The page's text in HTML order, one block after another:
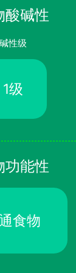
酸碱性
碱性级
1级
功能性
食物